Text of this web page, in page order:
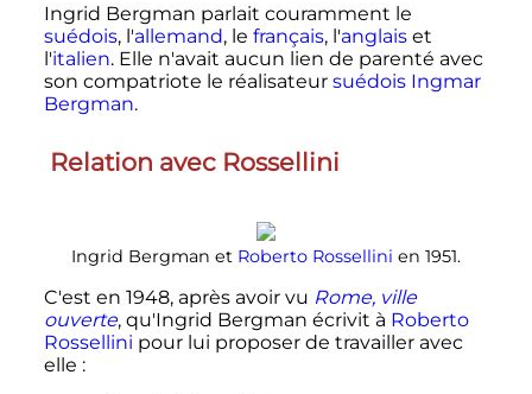
Ingrid Bergman parlait couramment le
suédois, l'allemand, le français, l'anglaiset
l'italien. Elle n'avait aucun lien de parenté avec
son compatriote le réalisateur suédois Ingmar
Bergman.
Relation avec Rossellini
Ingrid Bergman et Roberto Rossellini en 1951.
C'est en 1948, après avoir vu Rome, ville
ouverte, qu'Ingrid Bergman écrivit à Roberto
Rossellini pour lui proposer de travailler avec
elle :